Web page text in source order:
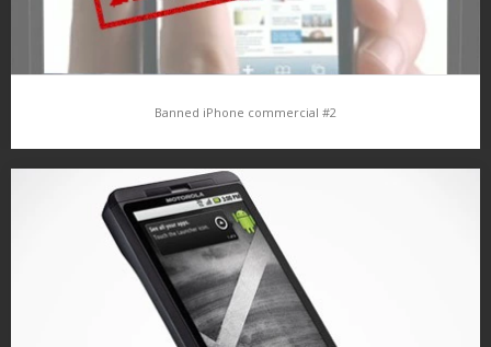
Banned iPhone commercial #2
Již dlouho jsem nedal nějakou tu vtipnou(více či méně) reklamu na
iPhone, jelikož j tím Apple proslulý, byla by škoda čas od času
něco nepostnout…že… najdou se i vtipné parodie…no…
Banned iPhone commercial #2